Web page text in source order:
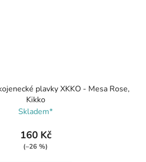
plavky XKKO - Mesa Rose,
Kikko
Skladem*
160 Kč
(–26 %)